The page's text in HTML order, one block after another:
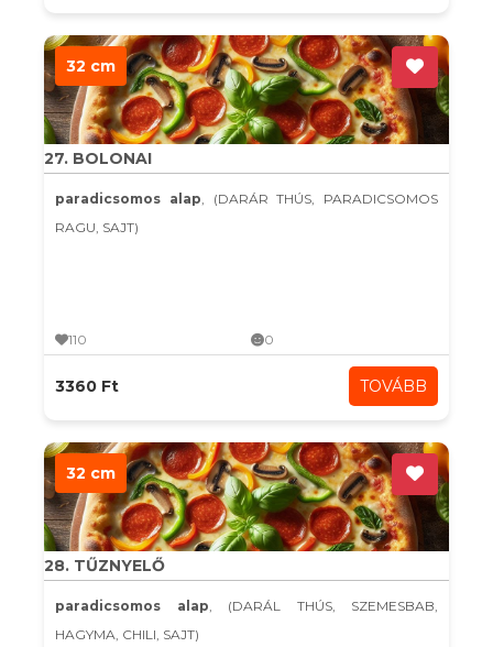
32 cm
27. BOLONAI
paradicsomos alap, (DARÁR THÚS, PARADICSOMOS
RAGU, SAJT)
110 0
3360 Ft TOVÁBB
32 cm
28. TŰZNYELŐ
paradicsomos alap, (DARÁL THÚS, SZEMESBAB,
HAGYMA, CHILI, SAJT)